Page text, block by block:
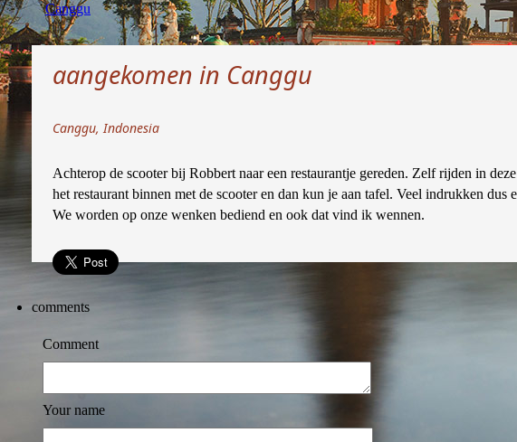
Canggu
aangekomen in Canggu
Canggu, Indonesia
Achterop de scooter bij Robbert naar een restaurantje gereden. Zelf rijden in
het restaurant binnen met de scooter en dan kun je aan tafel. Veel indrukken dus
We worden op onze wenken bediend en ook dat vind ik wennen.
comments
Comment
Your name